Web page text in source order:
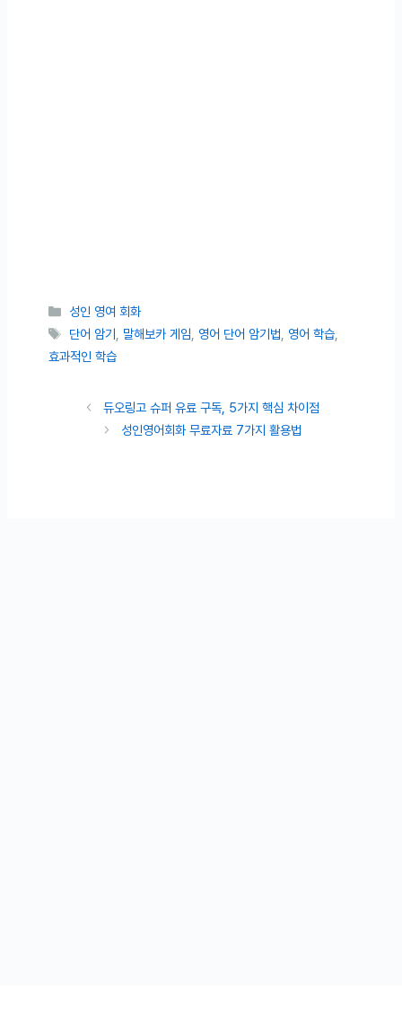
카테고리
성인 영여 회화
태그
단어 암기 말해보카 게임 영어 단어 암기법 영어 학습
효과적인 학습
듀오링고 슈퍼 유료 구독, 5가지 핵심 차이점
성인영어회화 무료자료 7가지 활용법